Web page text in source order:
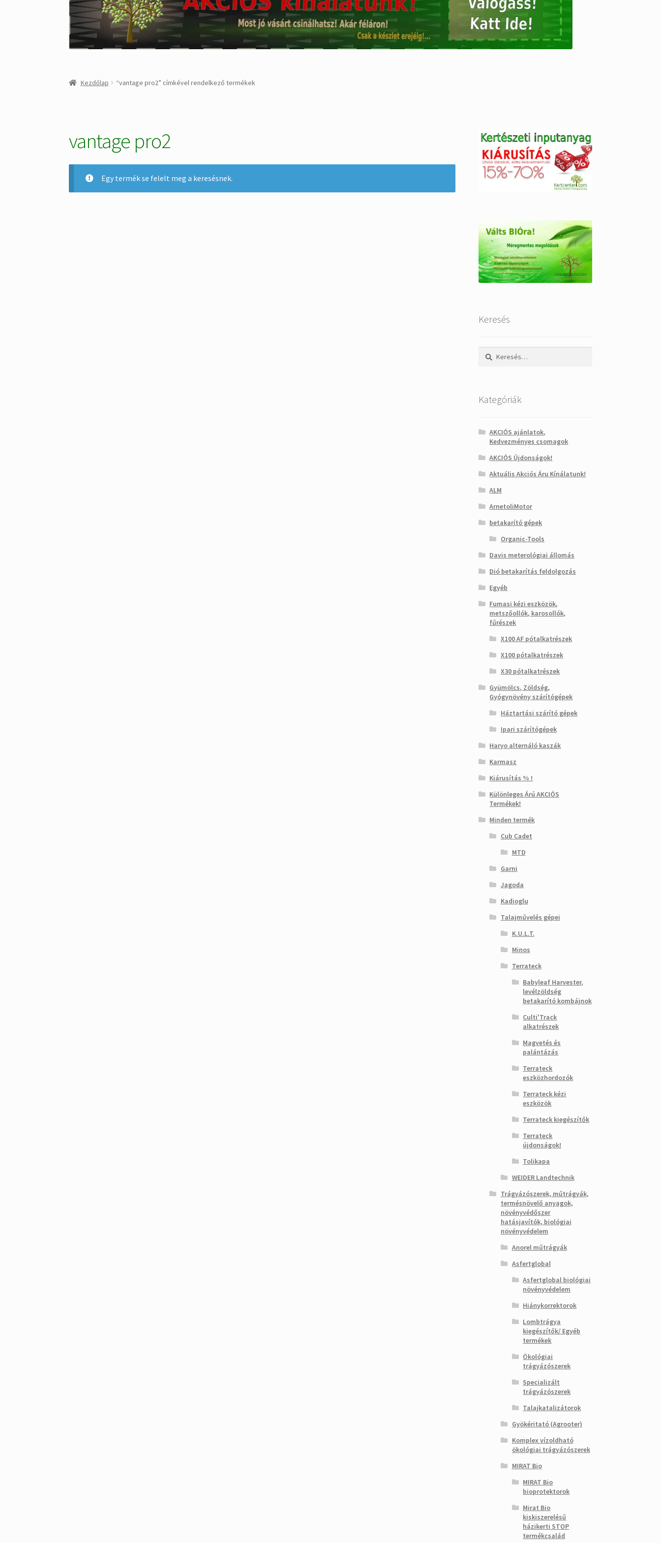
Kezdőlap “vantage pro2” címkével rendelkező termékek
vantage pro2
Egy termék se felelt meg a keresésnek.
Keresés
Keresés:
Kategóriák
AKCIÓS ajánlatok,
Kedvezményes csomagok
AKCIÓS Újdonságok!
Aktuális Akciós Áru Kínálatunk!
ALM
ArnetoliMotor
betakarító gépek
Organic-Tools
Davis meterológiai állomás
Dió betakarítás feldolgozás
Egyéb
Fumasi kézi eszközök,
metszőollók, karosollók,
fűrészek
X100 AF pótalkatrészek
X100 pótalkatrészek
X30 pótalkatrészek
Gyümölcs, Zöldség,
Gyógynövény szárítógépek
Háztartási szárító gépek
Ipari szárítógépek
Haryo alternáló kaszák
Karmasz
Kiárusítás % !
Különleges Árú AKCIÓS
Termékek!
Minden termék
Cub Cadet
MTD
Garni
Jagoda
Kadioglu
Talajművelés gépei
K.U.L.T.
Minos
Terrateck
Babyleaf Harvester,
levélzöldség
betakarító kombájnok
Culti'Track
alkatrészek
Magvetés és
palántázás
Terrateck
eszközhordozók
Terrateck kézi
eszközök
Terrateck kiegészítők
Terrateck
újdonságok!
Tolikapa
WEIDER Landtechnik
Trágyázószerek, műtrágyák,
termésnövelő anyagok,
növényvédőszer
hatásjavítók, biológiai
növényvédelem
Anorel műtrágyák
Asfertglobal
Asfertglobal biológiai
növényvédelem
Hiánykorrektorok
Lombtrágya
kiegészítők/ Egyéb
termékek
Ökológiai
trágyázószerek
Specializált
trágyázószerek
Talajkatalizátorok
Gyökéritató (Agrooter)
Komplex vízoldható
ökológiai trágyázószerek
MIRAT Bio
MIRAT Bio
bioprotektorok
Mirat Bio
kiskiszerelésű
házikerti STOP
termékcsalád